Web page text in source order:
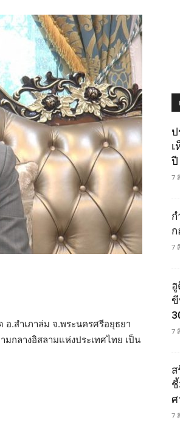
.สำเภาล่ม จ.พระนครศรีอยุธยา
กลางอิสลามแห่งประเทศไทย เป็น
ป
ปี
7
7
ขี
7
ศ
7